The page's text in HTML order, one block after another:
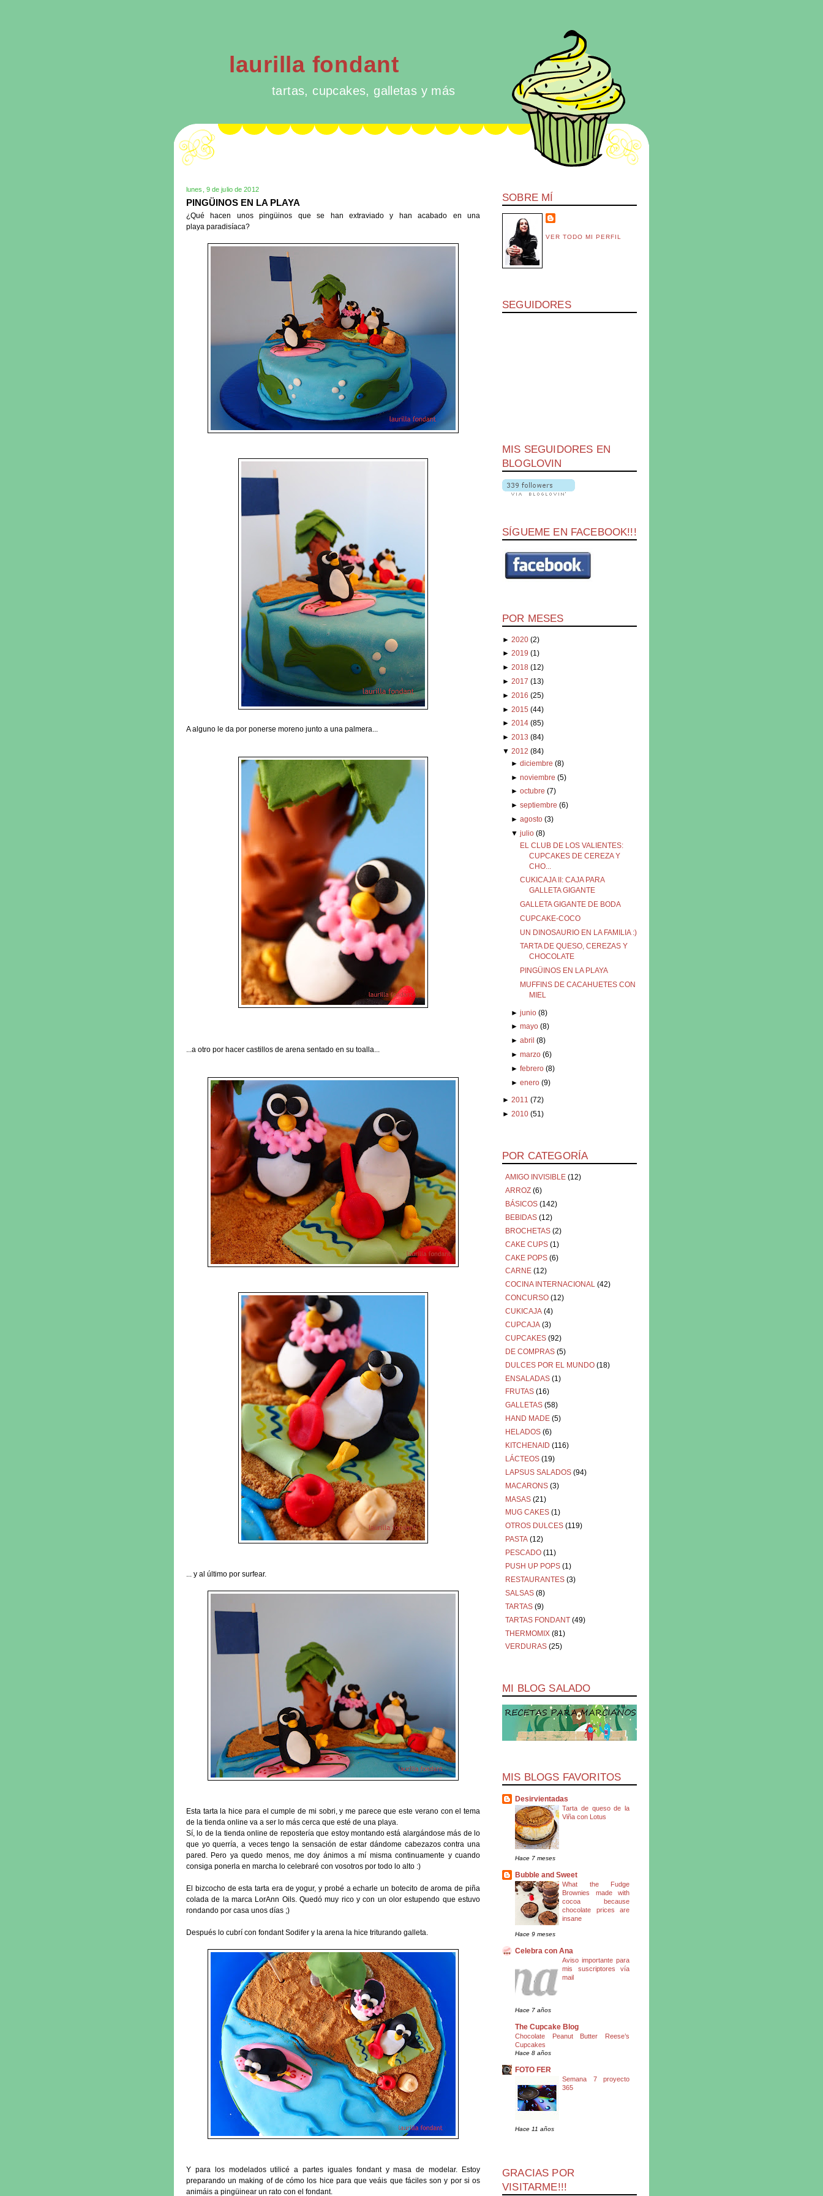
laurilla fondant
tartas, cupcakes, galletas y más
lunes, 9 de julio de 2012
PINGÜINOS EN LA PLAYA
¿Qué hacen unos pingüinos que se han extraviado y han acabado en una
playa paradisíaca?
A alguno le da por ponerse moreno junto a una palmera...
...a otro por hacer castillos de arena sentado en su toalla...
... y al último por surfear.
Esta tarta la hice para el cumple de mi sobri, y me parece que este verano con el tema
de la tienda online va a ser lo más cerca que esté de una playa.
Sí, lo de la tienda online de repostería que estoy montando está alargándose más de lo
que yo querría, a veces tengo la sensación de estar dándome cabezazos contra una
pared. Pero ya quedo menos, me doy ánimos a mí misma continuamente y cuando
consiga ponerla en marcha lo celebraré con vosotros por todo lo alto :)
El bizcocho de esta tarta era de yogur, y probé a echarle un botecito de aroma de piña
colada de la marca LorAnn Oils. Quedó muy rico y con un olor estupendo que estuvo
rondando por casa unos días ;)
Después lo cubrí con fondant Sodifer y la arena la hice triturando galleta.
Y para los modelados utilicé a partes iguales fondant y masa de modelar. Estoy
preparando un making of de cómo los hice para que veáis que fáciles son y por si os
animáis a pingüinear un rato con el fondant.
SOBRE MÍ
VER TODO MI PERFIL
SEGUIDORES
MIS SEGUIDORES EN
BLOGLOVIN
SÍGUEME EN FACEBOOK!!!
POR MESES
► 2020 (2)
► 2019 (1)
► 2018 (12)
► 2017 (13)
► 2016 (25)
► 2015 (44)
► 2014 (85)
► 2013 (84)
▼ 2012 (84)
► diciembre (8)
► noviembre (5)
► octubre (7)
► septiembre (6)
► agosto (3)
▼ julio (8)
EL CLUB DE LOS VALIENTES:
CUPCAKES DE CEREZA Y
CHO...
CUKICAJA II: CAJA PARA
GALLETA GIGANTE
GALLETA GIGANTE DE BODA
CUPCAKE-COCO
UN DINOSAURIO EN LA FAMILIA :)
TARTA DE QUESO, CEREZAS Y
CHOCOLATE
PINGÜINOS EN LA PLAYA
MUFFINS DE CACAHUETES CON
MIEL
► junio (8)
► mayo (8)
► abril (8)
► marzo (6)
► febrero (8)
► enero (9)
► 2011 (72)
► 2010 (51)
POR CATEGORÍA
AMIGO INVISIBLE (12)
ARROZ (6)
BÁSICOS (142)
BEBIDAS (12)
BROCHETAS (2)
CAKE CUPS (1)
CAKE POPS (6)
CARNE (12)
COCINA INTERNACIONAL
(42)
CONCURSO (12)
CUKICAJA (4)
CUPCAJA (3)
CUPCAKES (92)
DE COMPRAS (5)
DULCES POR EL MUNDO (18)
ENSALADAS (1)
FRUTAS (16)
GALLETAS (58)
HAND MADE (5)
HELADOS (6)
KITCHENAID (116)
LÁCTEOS (19)
LAPSUS SALADOS (94)
MACARONS (3)
MASAS (21)
MUG CAKES (1)
OTROS DULCES (119)
PASTA (12)
PESCADO (11)
PUSH UP POPS (1)
RESTAURANTES (3)
SALSAS (8)
TARTAS (9)
TARTAS FONDANT (49)
THERMOMIX (81)
VERDURAS (25)
MI BLOG SALADO
MIS BLOGS FAVORITOS
Desirvientadas
Tarta de queso de la
Viña con Lotus
Hace 7 meses
Bubble and Sweet
What the Fudge
Brownies made with
cocoa because
chocolate prices are
insane
Hace 9 meses
Celebra con Ana
Aviso importante para
mis suscriptores vía
mail
Hace 7 años
The Cupcake Blog
Chocolate Peanut Butter Reese’s
Cupcakes
Hace 8 años
FOTO FER
Semana 7 proyecto
365
Hace 11 años
GRACIAS POR
VISITARME!!!